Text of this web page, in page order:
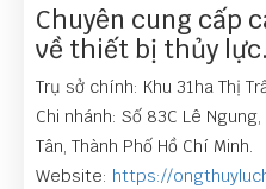
Chuyên cung cấp
về thiết bị thủy lực.
Trụ sở chính: Khu 31ha Thị
Chi nhánh: Số 83C Lê
Tân, Thành Phố Hồ Chí Minh.
Website: https://